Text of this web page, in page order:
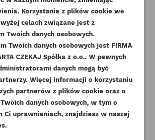
LISTY ŻYCZEŃ
add_circle_outline Stwórz nową listę życzeń
ŻYCZEŃ
Anuluj Utwórz listę życzeń
by zapisać produkty na
Anuluj Zaloguj się
AK AM AR
ORG
CAT MOCOWANIE
WENTYLATORA 3054 3056
ESTABO
Indeks 101-3377AM
Korzystanie z plików cookie we
celach związane jest z
Twoich danych osobowych.
Twoich danych osobowych jest FIRMA
CZEKAJ Spółka z o.o.. W pewnych
danych mogą być
Więcej informacji o korzystaniu
partnerów z plików cookie oraz o
danych osobowych, w tym o
Ci uprawnieniach, znajdziesz w naszej